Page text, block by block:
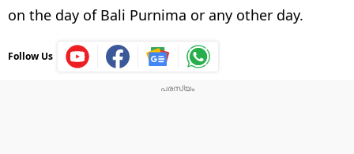
on the day of Bali Purnima or any other day.
Follow Us